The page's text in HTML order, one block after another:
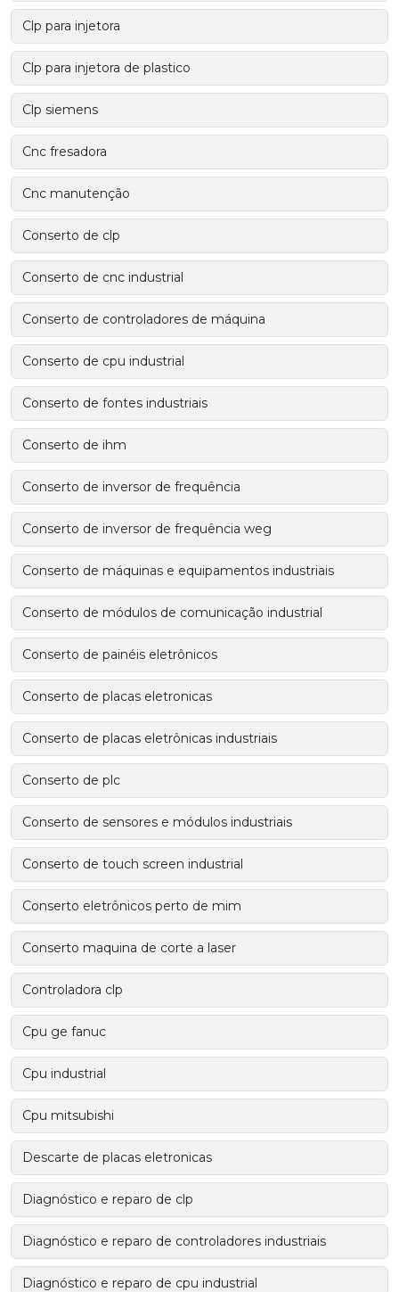
Clp para injetora
Clp para injetora de plastico
Clp siemens
Cnc fresadora
Cnc manutenção
Conserto de clp
Conserto de cnc industrial
Conserto de controladores de máquina
Conserto de cpu industrial
Conserto de fontes industriais
Conserto de ihm
Conserto de inversor de frequência
Conserto de inversor de frequência weg
Conserto de máquinas e equipamentos industriais
Conserto de módulos de comunicação industrial
Conserto de painéis eletrônicos
Conserto de placas eletronicas
Conserto de placas eletrônicas industriais
Conserto de plc
Conserto de sensores e módulos industriais
Conserto de touch screen industrial
Conserto eletrônicos perto de mim
Conserto maquina de corte a laser
Controladora clp
Cpu ge fanuc
Cpu industrial
Cpu mitsubishi
Descarte de placas eletronicas
Diagnóstico e reparo de clp
Diagnóstico e reparo de controladores industriais
Diagnóstico e reparo de cpu industrial